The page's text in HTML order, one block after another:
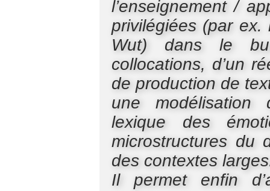
l’enseignement /
privilégiées (par
Wut) dans le
collocations, d’un
de production de
une modélisation
lexique des
microstructures du
des contextes
Il permet enfin